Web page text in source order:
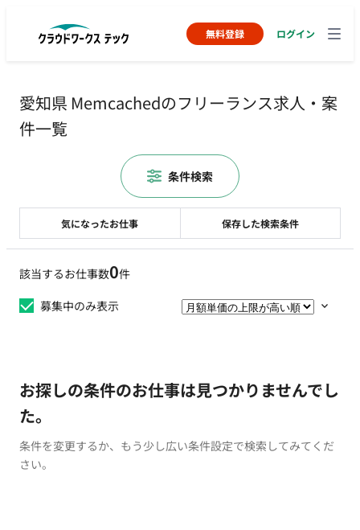
無料登録 ログイン
愛知県 Memcachedのフリーランス求人・案
件一覧
該当するお仕事数0件
募集中のみ表示
お探しの条件のお仕事は見つかりませんでし
た。
条件を変更するか、もう少し広い条件設定で検索してみてくだ
さい。
気になったお仕事 保存した検索条件
条件検索